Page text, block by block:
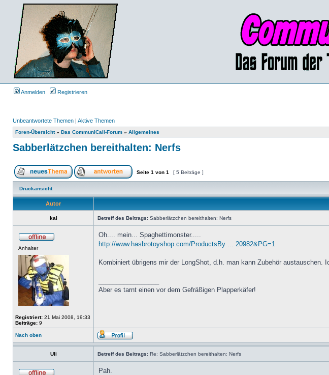
Anmelden Registrieren
Unbeantwortete Themen | Aktive Themen
Foren-Übersicht» Das CommuniCall-Forum » Allgemeines
Sabberlätzchen bereithalten: Nerfs
Seite 1 von 1 [ 5 Beiträge ]
Druckansicht
Autor
kai Betreff des Beitrags: Sabberlätzchen bereithalten: Nerfs
Anhalter
Registriert: 21 Mai 2008, 19:33
Beiträge: 9
Oh.... mein... Spaghettimonster.....
http://www.hasbrotoyshop.com/ProductsBy ... 20982&PG=1
Kombiniert übrigens mir der LongShot, d.h. man kann Zubehör austauschen.
Aber es tarnt einen vor dem Gefräßigen Plapperkäfer!
Nach oben
Uli Betreff des Beitrags: Re: Sabberlätzchen bereithalten: Nerfs
Pah.